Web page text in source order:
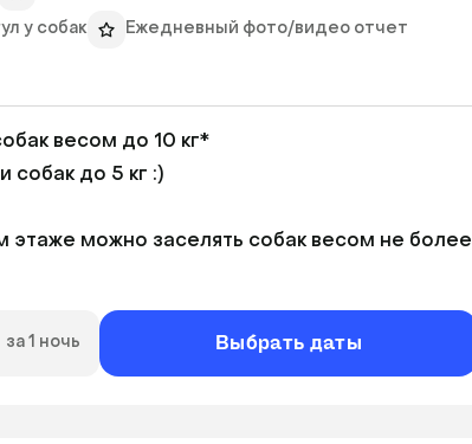
у собак Ежедневный фото/видео отчет
весом до 10 кг*
собак до 5 кг :)
этаже можно заселять собак весом не более
за 1 ночь Выбрать даты